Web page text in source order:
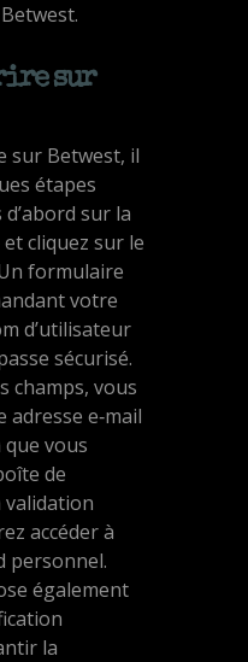
sur
sur Betwest, il
étapes
d’abord sur la
et cliquez sur le
formulaire
votre
d’utilisateur
sécurisé.
champs, vous
e‑mail
vous
de
validation
accéder à
personnel.
également
la